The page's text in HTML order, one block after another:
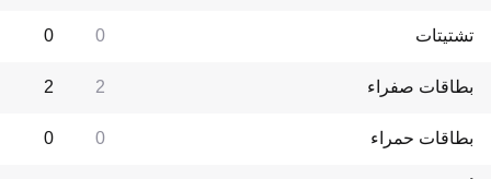
تشتيتات 0
0
بطاقات صفراء 2
2
بطاقات حمراء 0
0